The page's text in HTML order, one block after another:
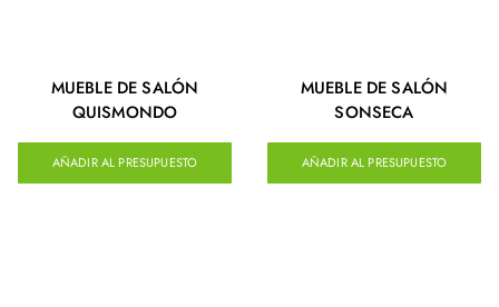
MUEBLE DE SALÓN
QUISMONDO
AÑADIR AL PRESUPUESTO
MUEBLE DE SALÓN
SONSECA
AÑADIR AL PRESUPUESTO